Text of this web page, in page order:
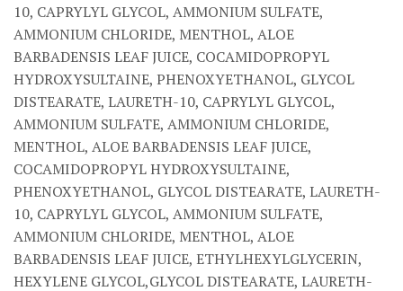
10, CAPRYLYL GLYCOL, AMMONIUM SULFATE,
AMMONIUM CHLORIDE, MENTHOL, ALOE
BARBADENSIS LEAF JUICE, COCAMIDOPROPYL
HYDROXYSULTAINE, PHENOXYETHANOL, GLYCOL
DISTEARATE, LAURETH-10, CAPRYLYL GLYCOL,
AMMONIUM SULFATE, AMMONIUM CHLORIDE,
MENTHOL, ALOE BARBADENSIS LEAF JUICE,
COCAMIDOPROPYL HYDROXYSULTAINE,
PHENOXYETHANOL, GLYCOL DISTEARATE, LAURETH-
10, CAPRYLYL GLYCOL, AMMONIUM SULFATE,
AMMONIUM CHLORIDE, MENTHOL, ALOE
BARBADENSIS LEAF JUICE, ETHYLHEXYLGLYCERIN,
HEXYLENE GLYCOL,GLYCOL DISTEARATE, LAURETH-